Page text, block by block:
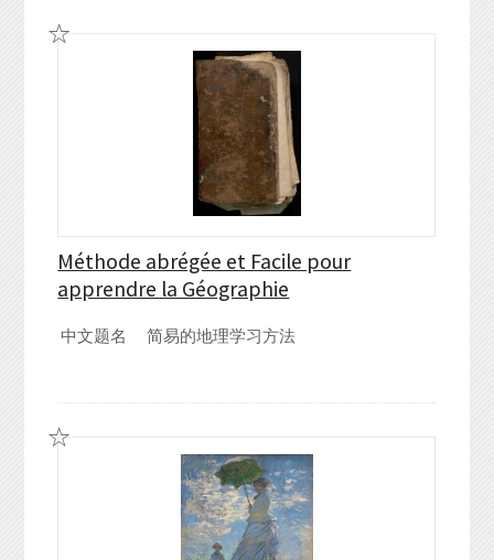
Méthode abrégée et Facile pour
apprendre la Géographie
中文题名 简易的地理学习方法